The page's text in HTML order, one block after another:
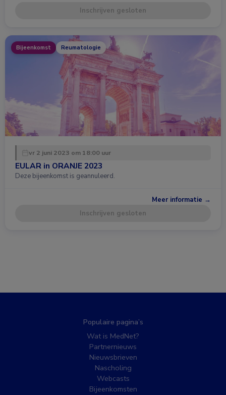
Inschrijven gesloten
Bijeenkomst Reumatologie
vr 2 juni 2023 om 18:00 uur
EULAR in ORANJE 2023
Deze bijeenkomst is geannuleerd.
Meer informatie →
Inschrijven gesloten
Populaire pagina’s
Wat is MedNet?
Partnernieuws
Nieuwsbrieven
Nascholing
Webcasts
Bijeenkomsten